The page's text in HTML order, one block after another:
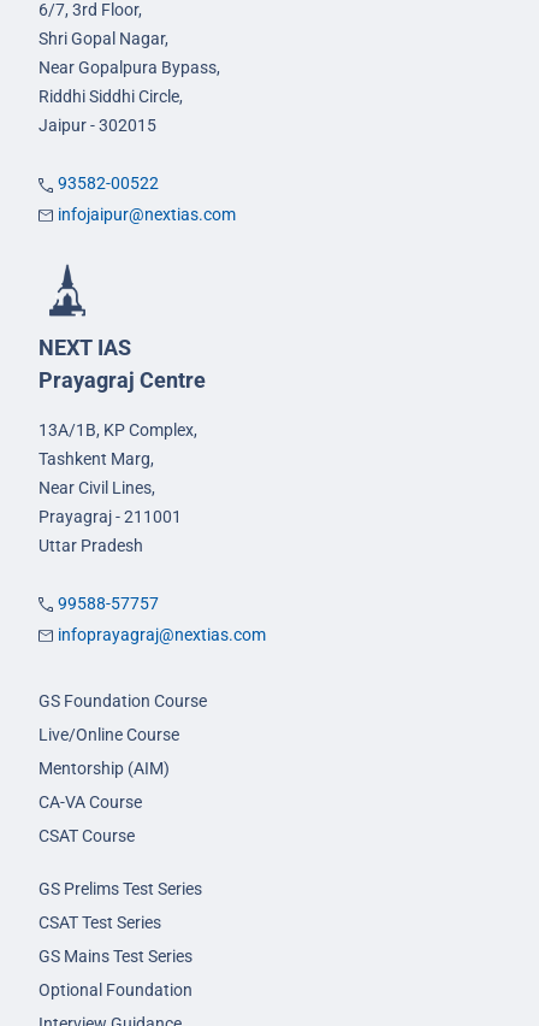
6/7, 3rd Floor,
Shri Gopal Nagar,
Near Gopalpura Bypass,
Riddhi Siddhi Circle,
Jaipur - 302015
93582-00522
infojaipur@nextias.com
NEXT IAS
Prayagraj Centre
13A/1B, KP Complex,
Tashkent Marg,
Near Civil Lines,
Prayagraj - 211001
Uttar Pradesh
99588-57757
infoprayagraj@nextias.com
GS Foundation Course
Live/Online Course
Mentorship (AIM)
CA-VA Course
CSAT Course
GS Prelims Test Series
CSAT Test Series
GS Mains Test Series
Optional Foundation